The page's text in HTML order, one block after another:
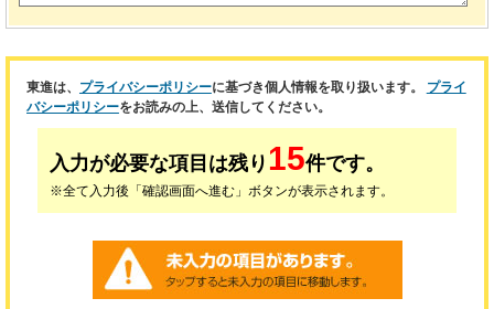
東進は、 プライバシーポリシーに基づき個人情報を取り扱います。 プライ
バシーポリシーをお読みの上、送信してください。
入力が必要な項目は残り 15件です。
※全て入力後「確認画面へ進む」ボタンが表示されます。